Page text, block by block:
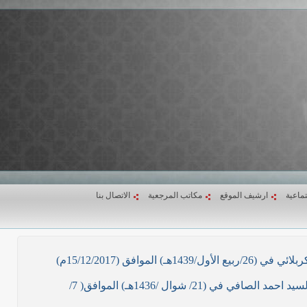
ارشيف الموقع مكاتب المرجعية الاتصال بنا
(15/12/2017م)
نص ما ورد بشأن الأوضاع الراهنة في العراق في خطبة الجمعة لممثل المرجعية الدينية العليا في كربلاء المقدسة فضيلة العلاّمة السيد احمد الصافي في (21/ شوال /1436هـ) الموافق( 7/